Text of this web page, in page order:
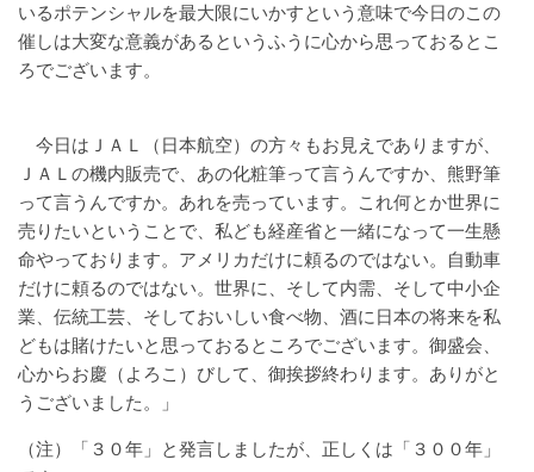
いるポテンシャルを最大限にいかすという意味で今日のこの
催しは大変な意義があるというふうに心から思っておるとこ
ろでございます。
今日はＪＡＬ（日本航空）の方々もお見えでありますが、
ＪＡＬの機内販売で、あの化粧筆って言うんですか、熊野筆
って言うんですか。あれを売っています。これ何とか世界に
売りたいということで、私ども経産省と一緒になって一生懸
命やっております。アメリカだけに頼るのではない。自動車
だけに頼るのではない。世界に、そして内需、そして中小企
業、伝統工芸、そしておいしい食べ物、酒に日本の将来を私
どもは賭けたいと思っておるところでございます。御盛会、
心からお慶（よろこ）びして、御挨拶終わります。ありがと
うございました。」
（注）「３０年」と発言しましたが、正しくは「３００年」